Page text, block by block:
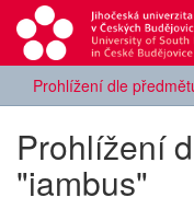
Prohlížení dle
Prohlížení
"iambus"